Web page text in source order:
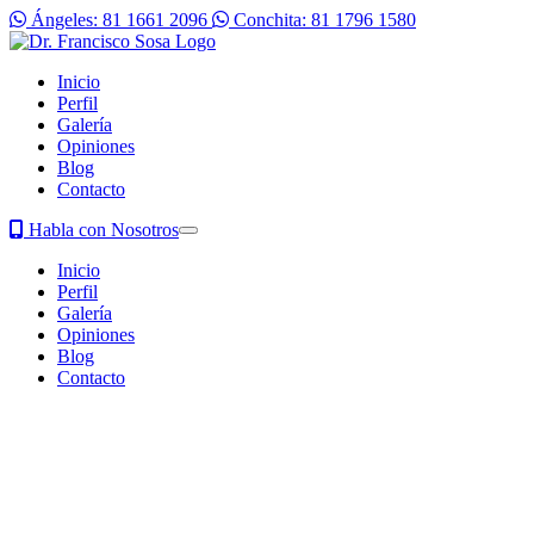
Ángeles: 81 1661 2096 Conchita: 81 1796 1580
Inicio
Perfil
Galería
Opiniones
Blog
Contacto
Habla con Nosotros
Inicio
Perfil
Galería
Opiniones
Blog
Contacto